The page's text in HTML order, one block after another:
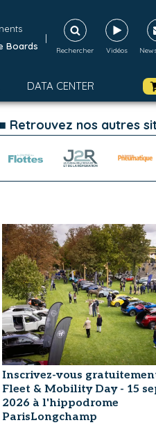
Boards
|
Rechercher Vidéos
DATA CENTER
■ Retrouvez nos autres
Inscrivez-vous
Fleet & Mobility Day - 15
2026 à l'hippodrome
ParisLongchamp